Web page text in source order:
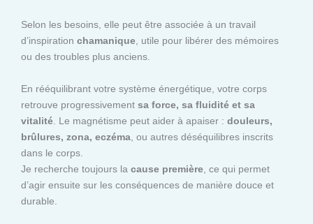
Selon les besoins, elle peut être associée à un travail
d’inspiration chamanique, utile pour libérer des mémoires
ou des troubles plus anciens.
En rééquilibrant votre système énergétique, votre corps
retrouve progressivement sa force, sa fluidité et sa
vitalité . Le magnétisme peut aider à apaiser : douleurs,
brûlures, zona, eczéma , ou autres déséquilibres inscrits
dans le corps.
Je recherche toujours la cause première , ce qui permet
d’agir ensuite sur les conséquences de manière douce et
durable.